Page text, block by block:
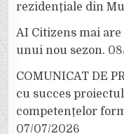
rezidențiale din
AI Citizens mai
unui nou sezon.
COMUNICAT DE
cu succes
competențelor
07/07/2026